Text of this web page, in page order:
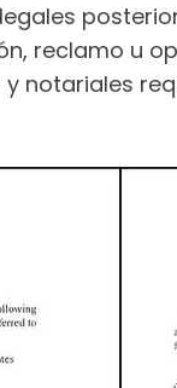
reclamo u
notariales